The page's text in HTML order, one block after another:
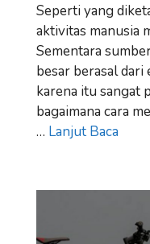
Seperti yang
aktivitas manusia
Sementara
besar berasal
karena itu sangat
bagaimana cara
… Lanjut Baca